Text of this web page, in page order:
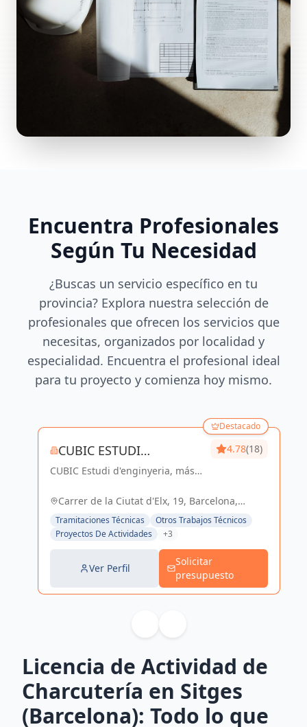
Encuentra Profesionales
Según Tu Necesidad
¿Buscas un servicio específico en tu
provincia? Explora nuestra selección de
profesionales que ofrecen los servicios que
necesitas, organizados por localidad y
especialidad. Encuentra el profesional ideal
para tu proyecto y comienza hoy mismo.
Destacado
CUBIC ESTUDI
D'ENGINYERIA S.L.
CUBIC Estudi d'enginyeria, más
de Arquitectura e Ingeniería con
4.78(18)
Carrer de la Ciutat d'Elx, 19, Barcelona,
España, España
Tramitaciones Técnicas
Otros Trabajos Técnicos
Proyectos De Actividades
+3
Ver Perfil
Solicitar
presupuesto
Licencia de Actividad de
Charcutería en Sitges
(Barcelona): Todo lo que